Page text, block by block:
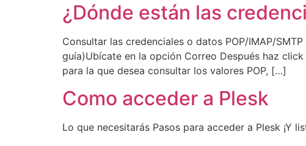
¿Dónde están las
Consultar las credenciales o datos POP/IMAP/
guía)Ubícate en la opción Correo Después haz
para la que desea consultar los valores POP, […]
Como acceder a Plesk
Lo que necesitarás Pasos para acceder a Plesk ¡Y